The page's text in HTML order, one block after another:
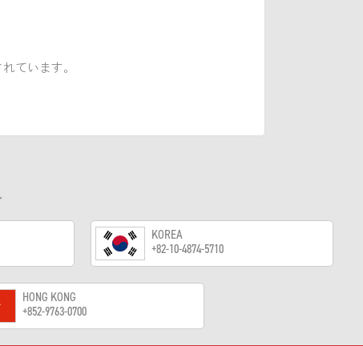
ています。
KOREA
+82-10-4874-5710
HONG KONG
+852-9763-0700